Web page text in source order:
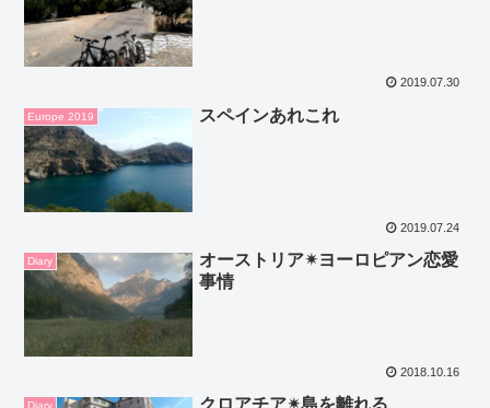
2019.07.30
Europe 2019 スペインあれこれ
2019.07.24
Diary
オーストリア✴ヨーロピアン恋愛
事情
2018.10.16